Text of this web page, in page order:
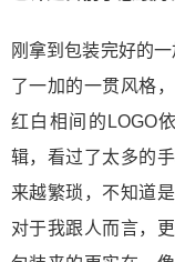
刚拿到包装完好的
了一加的一贯风格
红白相间的LOGO
辑，看过了太多的
来越繁琐，不知道
对于我跟人而言，